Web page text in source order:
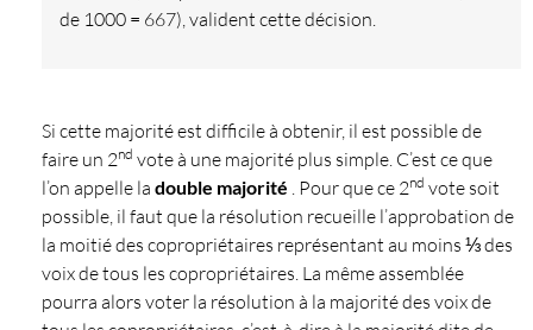
de 1000 = 667), valident cette décision.
Si cette majorité est difficile à obtenir, il est possible de
faire un 2nd vote à une majorité plus simple. C’est ce que
l’on appelle la double majorité . Pour que ce 2nd vote soit
possible, il faut que la résolution recueille l’approbation de
la moitié des copropriétaires représentant au moins ⅓ des
voix de tous les copropriétaires. La même assemblée
pourra alors voter la résolution à la majorité des voix de